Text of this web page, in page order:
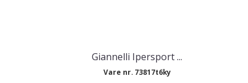
Giannelli Ipersport ...
Vare nr. 73817t6ky